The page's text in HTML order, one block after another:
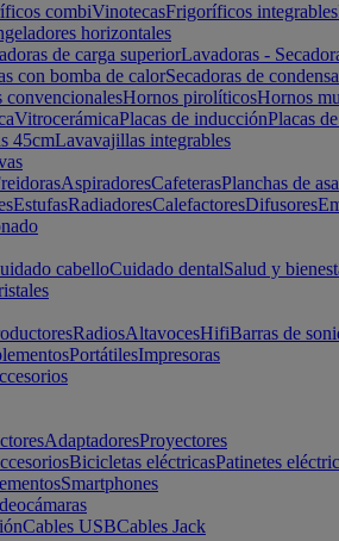
combiVinotecasFrigoríficos integrables
horizontales
de carga superiorLavadoras -
con bomba de calorSecadoras de
convencionalesHornos pirolíticosHornos
VitrocerámicaPlacas de inducciónPlacas
45cmLavavajillas integrables
AspiradoresCafeterasPlanchas de
EstufasRadiadoresCalefactoresDifusores
cabelloCuidado dentalSalud y
RadiosAltavocesHifiBarras de
PortátilesImpresoras
AdaptadoresProyectores
Bicicletas eléctricasPatinetes
Smartphones
Cables USBCables Jack